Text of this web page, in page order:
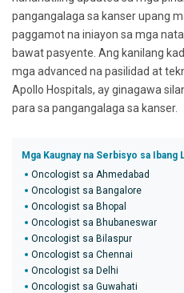
pangangalaga sa kanser upang
paggamot na iniayon sa mga
bawat pasyente. Ang kanilang
mga advanced na pasilidad at
Apollo Hospitals, ay ginagawa
para sa pangangalaga sa kanser.
Mga Kaugnay na Serbisyo sa Ibang
Oncologist sa Ahmedabad
Oncologist sa Bangalore
Oncologist sa Bhopal
Oncologist sa Bhubaneswar
Oncologist sa Bilaspur
Oncologist sa Chennai
Oncologist sa Delhi
Oncologist sa Guwahati